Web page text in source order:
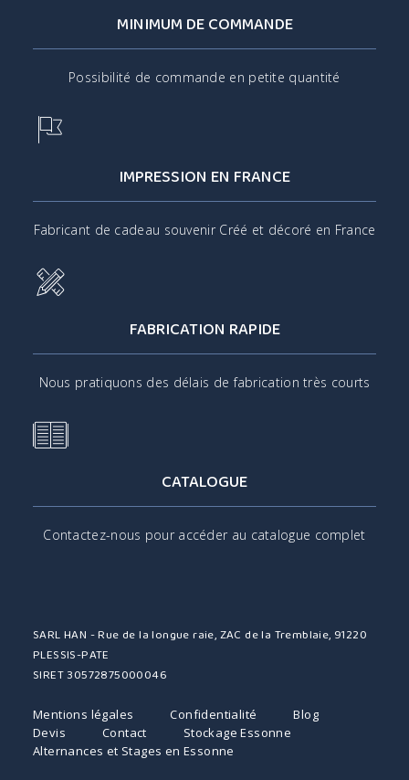
MINIMUM DE COMMANDE
Possibilité de commande en petite quantité
IMPRESSION EN FRANCE
Fabricant de cadeau souvenir Créé et décoré en France
FABRICATION RAPIDE
Nous pratiquons des délais de fabrication très courts
CATALOGUE
Contactez-nous pour accéder au catalogue complet
SARL HAN - Rue de la longue raie, ZAC de la Tremblaie, 91220
PLESSIS-PATE
SIRET 30572875000046
Mentions légales Confidentialité
Blog
Devis
Contact
Stockage Essonne
Alternances et Stages en Essonne